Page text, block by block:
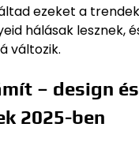
ezeket a
hálásak lesznek,
változik.
– design és
2025-ben